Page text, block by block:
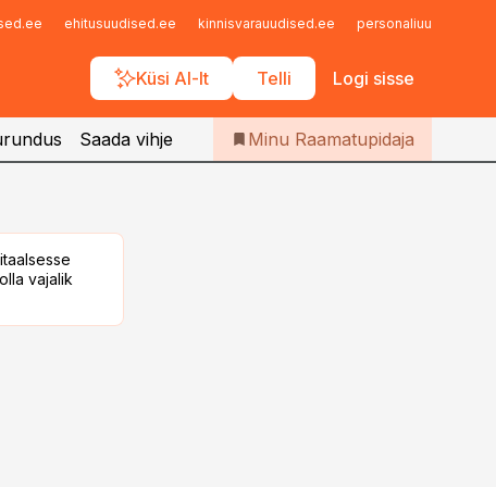
ehitusuudised.ee kinnisvarauudised.ee personaliuudised.ee
Küsi AI-lt Telli Logi sisse
Iseteenindus
Telli Raamatupidaja
Saada vihje Minu Raamatupidaja
vajalik